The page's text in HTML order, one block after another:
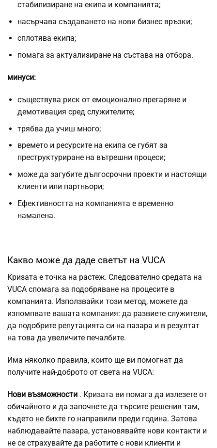
стабилизиране на екипа и компанията;
насърчава създаването на нови бизнес връзки;
сплотява екипа;
помага за актуализиране на състава на отбора.
минуси:
съществува риск от емоционално прегаряне и
демотивация сред служителите;
трябва да учиш много;
времето и ресурсите на екипа се губят за
преструктуриране на вътрешни процеси;
може да загубите дългосрочни проекти и настоящи
клиенти или партньори;
Ефективността на компанията е временно
намалена.
Какво може да даде светът на VUCA
Кризата е точка на растеж. Следователно средата на
VUCA спомага за подобряване на процесите в
компанията. Използвайки този метод, можете да
изпомпвате вашата компания: да развиете служители,
да подобрите репутацията си на пазара и в резултат
на това да увеличите печалбите.
Има няколко правила, които ще ви помогнат да
получите най-доброто от света на VUCA:
Нови възможности . Кризата ви помага да излезете от
обичайното и да започнете да търсите решения там,
където не бихте го направили преди година. Затова
наблюдавайте пазара, установявайте нови контакти и
не се страхувайте да работите с нови клиенти и